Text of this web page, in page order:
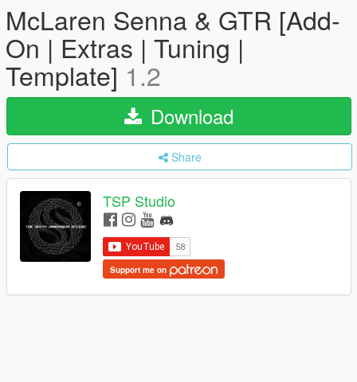
McLaren Senna & GTR [Add-
On | Extras | Tuning |
Template] 1.2
Download
Share
TSP Studio
Support me on